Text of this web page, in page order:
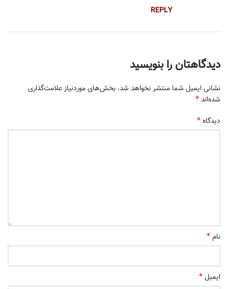
REPLY
دیدگاهتان را بنویسید
نشانی ایمیل شما منتشر نخواهد شد. بخش‌های موردنیاز علامت‌گذاری
شده‌اند*
دیدگاه*
نام*
ایمیل*